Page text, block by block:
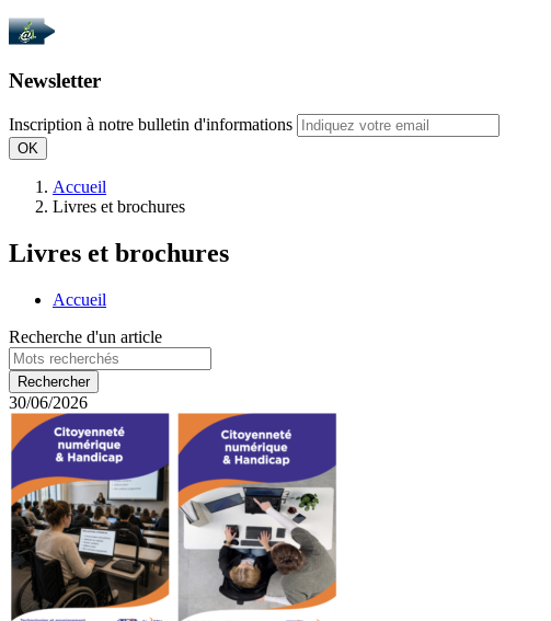
Newsletter
Inscription à notre bulletin d'informations
OK
Accueil
Livres et brochures
Livres et brochures
Accueil
Recherche d'un article
30/06/2026